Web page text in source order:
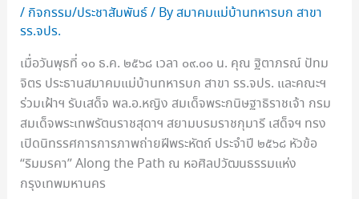
/ กิจกรรม/ประชาสัมพันธ์/ Byสมาคมแม่บ้านทหารบก สาขา
รร.จปร.
เมื่อวันพุธที่ ๑๐ ธ.ค. ๒๕๖๘ เวลา ๐๙.๐๐ น. คุณ ฐิตาภรณ์ ปัทม
จิตร ประธานสมาคมแม่บ้านทหารบก สาขา รร.จปร. และคณะฯ
ร่วมเฝ้าฯ รับเสด็จ พล.อ.หญิง สมเด็จพระกนิษฐาธิราชเจ้า กรม
สมเด็จพระเทพรัตนราชสุดาฯ สยามบรมราชกุมารี เสด็จฯ ทรง
เปิดนิทรรศการการภาพถ่ายฝีพระหัตถ์ ประจำปี ๒๕๖๘ หัวข้อ
“ริมมรคา” Along the Path ณ หอศิลปวัฒนธรรมแห่ง
กรุงเทพมหานคร